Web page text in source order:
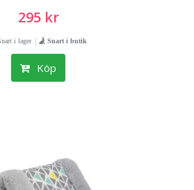
295 kr
i lager | Snart i butik
Köp